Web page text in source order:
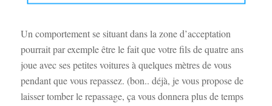
Un comportement se situant dans la zone d’acceptation
pourrait par exemple être le fait que votre fils de quatre ans
joue avec ses petites voitures à quelques mètres de vous
pendant que vous repassez. (bon.. déjà, je vous propose de
laisser tomber le repassage, ça vous donnera plus de temps